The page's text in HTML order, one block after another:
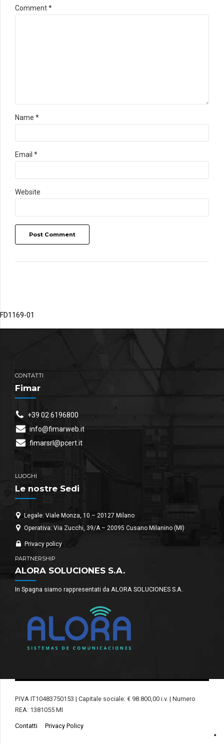
Comment*
Name *
Email *
Website
Post Comment
FD1169-01
CONTATTI
Fimar
+39 02 6196800
info@fimarweb.it
fimarsrl@pcert.it
LUOGHI
Le nostre Sedi
Legale: Viale Monza, 10 – 20127 Milano
Operativa: Via Zucchi, 39/A – 20095 Cusano Milanino (MI)
Privacy policy
PARTNERSHIP
ALORA SOLUCIONES S.A.
In Spagna siamo rappresentati da ALORA SOLUCIONES S.A.
P.IVA IT10483750153 | Capitale sociale: € 98.800,00 i.v. | Numero
REA: 1381055 MI
Contatti Privacy Policy